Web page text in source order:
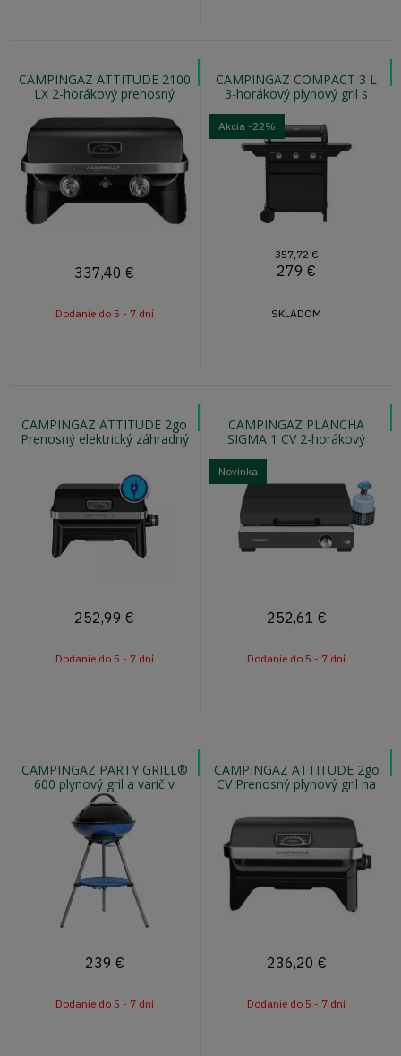
CAMPINGAZ ATTITUDE 2100
LX 2-horákový prenosný
plynový gril s teplomerom vo
veku
337,40 €
Dodanie do 5 - 7 dní
CAMPINGAZ COMPACT 3 L
3-horákový plynový gril s
teplomerom vo veku
Akcia -22%
357,72 €
279 €
SKLADOM
CAMPINGAZ ATTITUDE 2go
Prenosný elektrický záhradný
252,99 €
Dodanie do 5 - 7 dní
CAMPINGAZ PLANCHA
SIGMA 1 CV 2-horákový
plancha gril na kartuše
Novinka
252,61 €
Dodanie do 5 - 7 dní
CAMPINGAZ PARTY GRILL®
600 plynový gril a varič v
jednom na PB fľašu
239 €
Dodanie do 5 - 7 dní
CAMPINGAZ ATTITUDE 2go
CV Prenosný plynový gril na
kartuše
236,20 €
Dodanie do 5 - 7 dní